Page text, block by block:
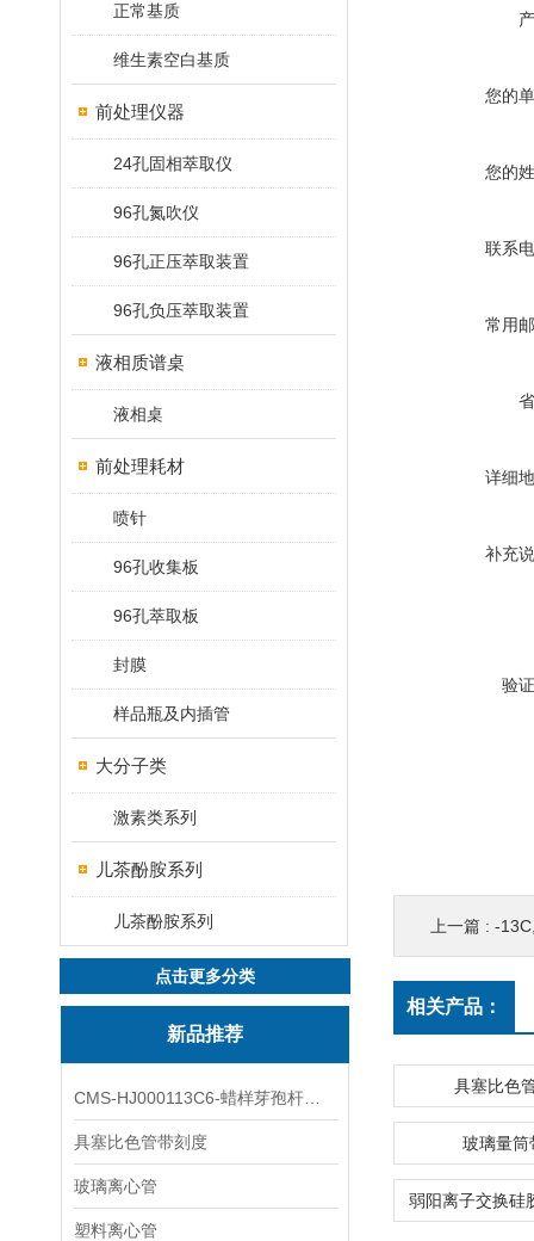
正常基质
维生素空白基质
前处理仪器
24孔固相萃取仪
96孔氮吹仪
96孔正压萃取装置
96孔负压萃取装置
液相质谱桌
液相桌
前处理耗材
喷针
96孔收集板
96孔萃取板
封膜
样品瓶及内插管
大分子类
激素类系列
儿茶酚胺系列
儿茶酚胺系列
点击更多分类
新品推荐
具塞比色管带刻度
玻璃离心管
塑料离心管
您的
您的
联系
常用
详细
补充
验
上一篇 : -
相关产品：
具塞比色
玻璃量筒